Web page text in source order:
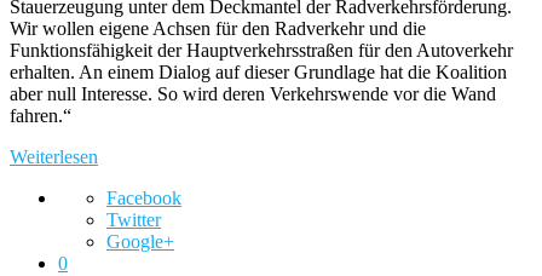
Stauerzeugung unter dem Deckmantel der Radverkehrsförderung.
Wir wollen eigene Achsen für den Radverkehr und die
Funktionsfähigkeit der Hauptverkehrsstraßen für den Autoverkehr
erhalten. An einem Dialog auf dieser Grundlage hat die Koalition
aber null Interesse. So wird deren Verkehrswende vor die Wand
fahren.“
Weiterlesen
Facebook
Twitter
Google+
0